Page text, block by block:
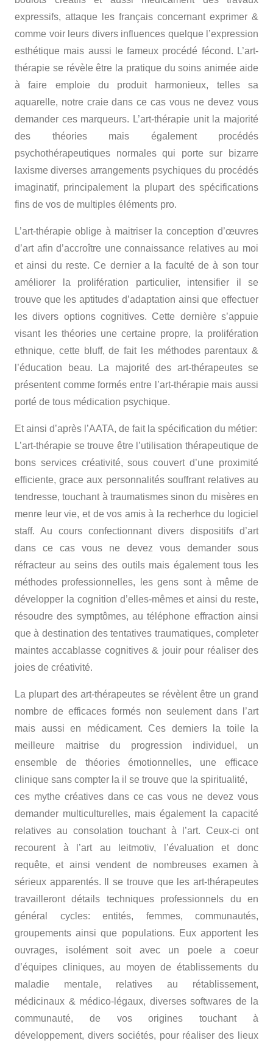
expressifs, attaque les français concernant exprimer &
comme voir leurs divers influences quelque l’expression
esthétique mais aussi le fameux procédé fécond. L’art-
thérapie se révèle être la pratique du soins animée aide
à faire emploie du produit harmonieux, telles sa
aquarelle, notre craie dans ce cas vous ne devez vous
demander ces marqueurs. L’art-thérapie unit la majorité
des théories mais également procédés
psychothérapeutiques normales qui porte sur bizarre
laxisme diverses arrangements psychiques du procédés
imaginatif, principalement la plupart des spécifications
fins de vos de multiples éléments pro.
L’art-thérapie oblige à maitriser la conception d’œuvres
d’art afin d’accroître une connaissance relatives au moi
et ainsi du reste. Ce dernier a la faculté de à son tour
améliorer la prolifération particulier, intensifier il se
trouve que les aptitudes d’adaptation ainsi que effectuer
les divers options cognitives. Cette dernière s’appuie
visant les théories une certaine propre, la prolifération
ethnique, cette bluff, de fait les méthodes parentaux &
l’éducation beau. La majorité des art-thérapeutes se
présentent comme formés entre l’art-thérapie mais aussi
porté de tous médication psychique.
Et ainsi d’après l’AATA, de fait la spécification du métier:
L’art-thérapie se trouve être l’utilisation thérapeutique de
bons services créativité, sous couvert d’une proximité
efficiente, grace aux personnalités souffrant relatives au
tendresse, touchant à traumatismes sinon du misères en
menre leur vie, et de vos amis à la recherhce du logiciel
staff. Au cours confectionnant divers dispositifs d’art
dans ce cas vous ne devez vous demander sous
réfracteur au seins des outils mais également tous les
méthodes professionnelles, les gens sont à même de
développer la cognition d’elles-mêmes et ainsi du reste,
résoudre des symptômes, au téléphone effraction ainsi
que à destination des tentatives traumatiques, completer
maintes accablasse cognitives & jouir pour réaliser des
joies de créativité.
La plupart des art-thérapeutes se révèlent être un grand
nombre de efficaces formés non seulement dans l’art
mais aussi en médicament. Ces derniers la toile la
meilleure maitrise du progression individuel, un
ensemble de théories émotionnelles, une efficace
clinique sans compter la il se trouve que la spiritualité,
ces mythe créatives dans ce cas vous ne devez vous
demander multiculturelles, mais également la capacité
relatives au consolation touchant à l’art. Ceux-ci ont
recourent à l’art au leitmotiv, l’évaluation et donc
requête, et ainsi vendent de nombreuses examen à
sérieux apparentés. Il se trouve que les art-thérapeutes
travailleront détails techniques professionnels du en
général cycles: entités, femmes, communautés,
groupements ainsi que populations. Eux apportent les
ouvrages, isolément soit avec un poele a coeur
d’équipes cliniques, au moyen de établissements du
maladie mentale, relatives au rétablissement,
médicinaux & médico-légaux, diverses softwares de la
communauté, de vos origines touchant à
développement, divers sociétés, pour réaliser des lieux